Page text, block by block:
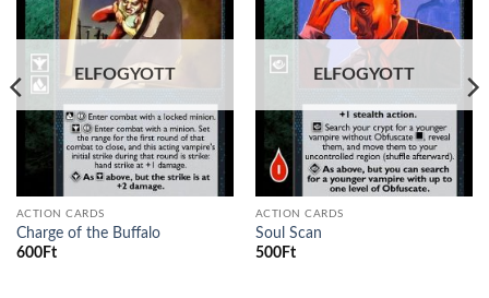
wishlist
ELFOGYOTT
ACTION CARDS
Charge of the Buffalo
600Ft
wishlist
ELFOGYOTT
ACTION CARDS
Soul Scan
500Ft